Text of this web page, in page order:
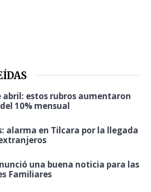
abril: estos rubros aumentaron
10% mensual
alarma en Tilcara por la llegada
una buena noticia para las
Familiares